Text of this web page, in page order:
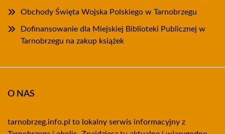
Obchody Święta Wojska Polskiego w Tarnobrzegu
Dofinansowanie dla Miejskiej Biblioteki Publicznej w
Tarnobrzegu na zakup książek
O NAS
tarnobrzeg.info.pl to lokalny serwis informacyjny z